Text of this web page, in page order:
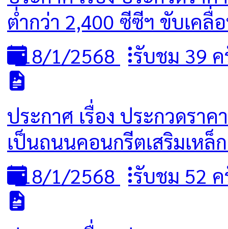
ต่ำกว่า 2,400 ซีซีฯ ขับเค
18/1/2568 รับชม 39 ค
ประกาศ เรื่อง ประกวดร
เป็นถนนคอนกรีตเสริมเหล็
18/1/2568 รับชม 52 ค